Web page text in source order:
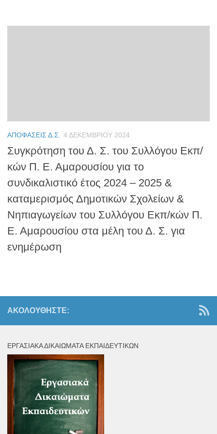
ΑΠΟΦΆΣΕΙΣ Δ.Σ. 4 ΔΕΚΕΜΒΡΊΟΥ 2024
Συγκρότηση του Δ. Σ. του Συλλόγου Εκπ/
κών Π. Ε. Αμαρουσίου για το
συνδικαλιστικό έτος 2024 – 2025 &
καταμερισμός Δημοτικών Σχολείων &
Νηπιαγωγείων του Συλλόγου Εκπ/κών Π.
Ε. Αμαρουσίου στα μέλη του Δ. Σ. για
ενημέρωση
ΑΚΟΛΟΥΘΉΣΤΕ:
ΕΡΓΑΣΙΑΚΆ ΔΙΚΑΙΏΜΑΤΑ ΕΚΠΑΙΔΕΥΤΙΚΏΝ